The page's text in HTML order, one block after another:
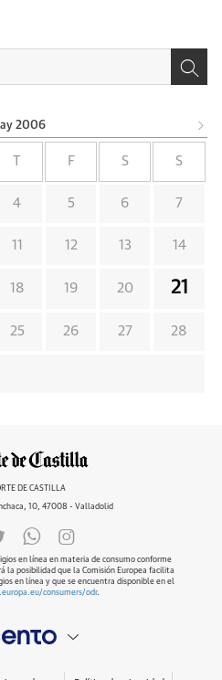
2006
F S S
4 5 6 7
11 12 13 14
18 19 20 21
25 26 27 28
DE CASTILLA
10, 47008 - Valladolid
en línea en materia de consumo conforme
la posibilidad que la Comisión Europea facilita
en línea y que se encuentra disponible en el
consumers/odr.